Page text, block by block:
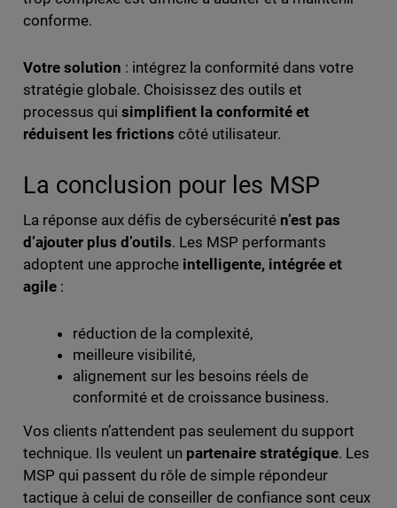
conforme.
Votre solution : intégrez la conformité dans votre
stratégie globale. Choisissez des outils et
processus qui simplifient la conformité et
réduisent les frictions côté utilisateur.
La conclusion pour les MSP
La réponse aux défis de cybersécurité n’est pas
d’ajouter plus d’outils. Les MSP performants
adoptent une approche intelligente, intégrée et
agile:
réduction de la complexité,
meilleure visibilité,
alignement sur les besoins réels de
conformité et de croissance business.
Vos clients n’attendent pas seulement du support
technique. Ils veulent un partenaire stratégique. Les
MSP qui passent du rôle de simple répondeur
tactique à celui de conseiller de confiance sont ceux